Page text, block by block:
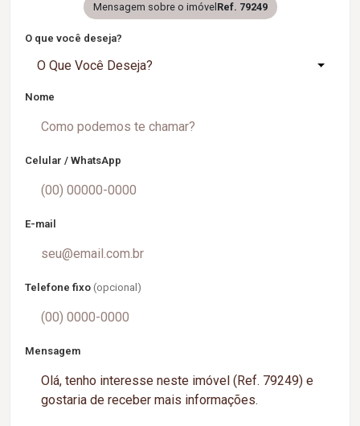
Mensagem sobre o imóvel Ref. 79249
O que você deseja?
O Que Você Deseja?
Nome
Celular / WhatsApp
E-mail
Telefone fixo (opcional)
Mensagem